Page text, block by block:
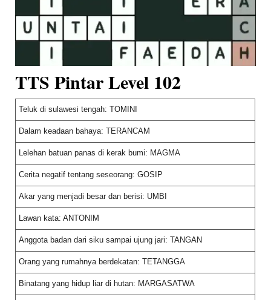
TTS Pintar Level 102
Teluk di sulawesi tengah: TOMINI
Dalam keadaan bahaya: TERANCAM
Lelehan batuan panas di kerak bumi: MAGMA
Cerita negatif tentang seseorang: GOSIP
Akar yang menjadi besar dan berisi: UMBI
Lawan kata: ANTONIM
Anggota badan dari siku sampai ujung jari: TANGAN
Orang yang rumahnya berdekatan: TETANGGA
Binatang yang hidup liar di hutan: MARGASATWA